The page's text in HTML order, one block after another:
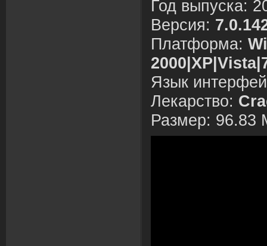
Год выпуска:
Версия:
Платформа:
Язык
Лекарство:
Размер: 96.83